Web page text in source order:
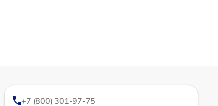
+7 (800) 301-97-75